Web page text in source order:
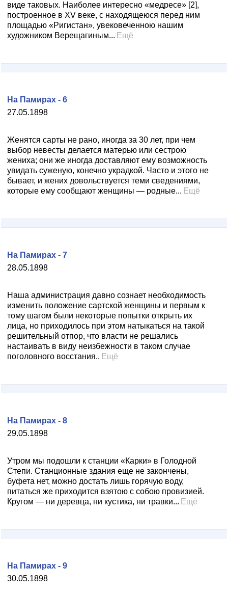
виде таковых. Наиболее интересно «медресе» [2],
построенное в XV веке, с находящеюся перед ним
площадью «Ригистан», увековеченною нашим
художником Верещагиным... Ещё
27.05.1898
На Памирах - 6
Женятся сарты не рано, иногда за 30 лет, при чем
выбор невесты делается матерью или сестрою
жениха; они же иногда доставляют ему возможность
увидать суженую, конечно украдкой. Часто и этого не
бывает, и жених довольствуется теми сведениями,
которые ему сообщают женщины — родные... Ещё
28.05.1898
На Памирах - 7
Наша администрация давно сознает необходимость
изменить положение сартской женщины и первым к
тому шагом были некоторые попытки открыть их
лица, но приходилось при этом натыкаться на такой
решительный отпор, что власти не решались
настаивать в виду неизбежности в таком случае
поголовного восстания.. Ещё
29.05.1898
На Памирах - 8
Утром мы подошли к станции «Карки» в Голодной
Степи. Станционные здания еще не закончены,
буфета нет, можно достать лишь горячую воду,
питаться же приходится взятою с собою провизией.
Кругом — ни деревца, ни кустика, ни травки... Ещё
30.05.1898
На Памирах - 9